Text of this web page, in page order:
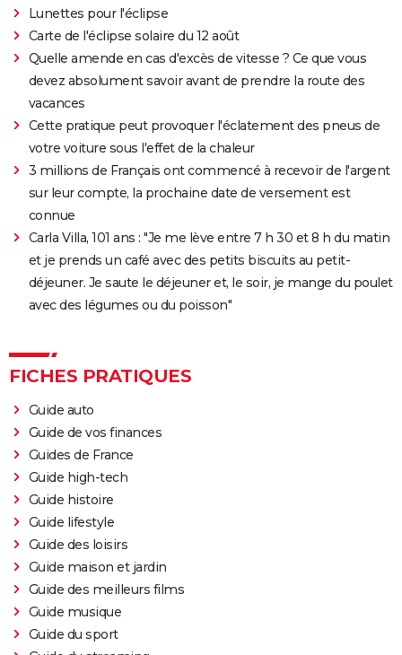
Lunettes pour l'éclipse
Carte de l'éclipse solaire du 12 août
Quelle amende en cas d'excès de vitesse ? Ce que vous
devez absolument savoir avant de prendre la route des
vacances
Cette pratique peut provoquer l'éclatement des pneus de
votre voiture sous l'effet de la chaleur
3 millions de Français ont commencé à recevoir de l'argent
sur leur compte, la prochaine date de versement est
connue
Carla Villa, 101 ans : "Je me lève entre 7 h 30 et 8 h du matin
et je prends un café avec des petits biscuits au petit-
déjeuner. Je saute le déjeuner et, le soir, je mange du poulet
avec des légumes ou du poisson"
FICHES PRATIQUES
Guide auto
Guide de vos finances
Guides de France
Guide high-tech
Guide histoire
Guide lifestyle
Guide des loisirs
Guide maison et jardin
Guide des meilleurs films
Guide musique
Guide du sport